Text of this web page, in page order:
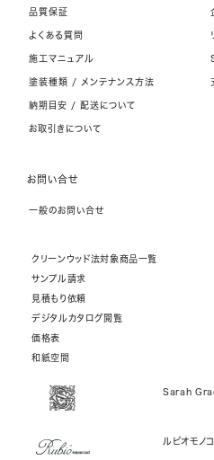
品質保証
よくある質問
施工マニュアル
塗装種類 / メンテナンス方法
納期目安 / 配送について
お取引きについて
お問い合せ
一般のお問い合せ
クリーンウッド法対象商品一覧
サンプル請求
見積もり依頼
デジタルカタログ閲覧
価格表
和紙空間
Sarah
ルビオモノ